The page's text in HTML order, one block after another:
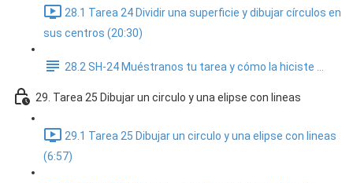
28.1 Tarea 24 Dividir una superficie y dibujar círculos en
sus centros (20:30)
28.2 SH-24 Muéstranos tu tarea y cómo la hiciste ...
29. Tarea 25 Dibujar un circulo y una elipse con lineas
29.1 Tarea 25 Dibujar un circulo y una elipse con lineas
(6:57)